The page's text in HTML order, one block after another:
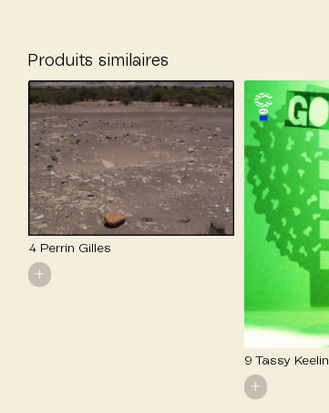
Produits similaires
4 Perrin Gilles
+
9 Tassy Keelin
+